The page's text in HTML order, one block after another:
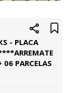
- PLACA
PARCELAS